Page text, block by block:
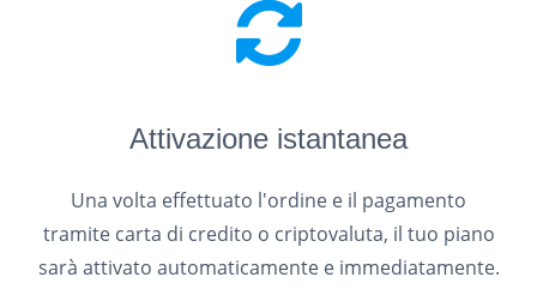
Attivazione istantanea
Una volta effettuato l'ordine e il pagamento
tramite carta di credito o criptovaluta, il tuo piano
sarà attivato automaticamente e immediatamente.